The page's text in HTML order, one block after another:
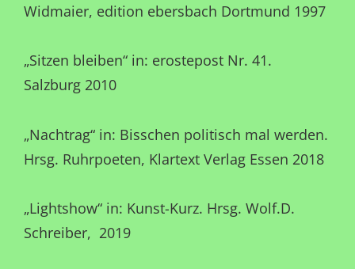
Widmaier, edition ebersbach Dortmund 1997
„Sitzen bleiben“ in: erostepost Nr. 41.
Salzburg 2010
„Nachtrag“ in: Bisschen politisch mal werden.
Hrsg. Ruhrpoeten, Klartext Verlag Essen 2018
„Lightshow“ in: Kunst-Kurz. Hrsg. Wolf.D.
Schreiber, 2019